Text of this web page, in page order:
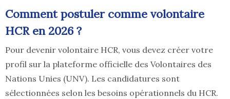
Comment postuler comme volontaire
HCR en 2026 ?
Pour devenir volontaire HCR, vous devez créer votre
profil sur la plateforme officielle des Volontaires des
Nations Unies (UNV). Les candidatures sont
sélectionnées selon les besoins opérationnels du HCR.